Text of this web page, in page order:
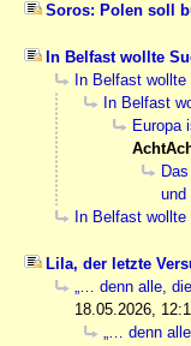
Soros: Polen soll
In Belfast wollte
In Belfast
In Belfast
Europa
und
In Belfast
Lila, der letzte
„… denn alle,
18.05.2026,
„… denn